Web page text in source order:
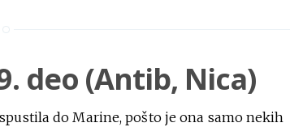
deo (Antib, Nica)
do Marine, pošto je ona samo nekih